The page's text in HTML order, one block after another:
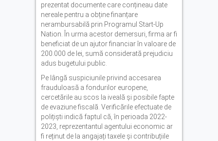
prezentat documente care conțineau date
nereale pentru a obține finanțare
nerambursabilă prin Programul Start-Up
Nation. În urma acestor demersuri, firma ar fi
beneficiat de un ajutor financiar în valoare de
200.000 de lei, sumă considerată prejudiciu
adus bugetului public.
Pe lângă suspiciunile privind accesarea
frauduloasă a fondurilor europene,
cercetările au scos la iveală și posibile fapte
de evaziune fiscală. Verificările efectuate de
polițiști indică faptul că, în perioada 2022-
2023, reprezentantul agentului economic ar
fi reținut de la angajați taxele și contribuțiile